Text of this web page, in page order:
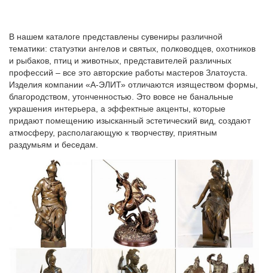
В нашем каталоге представлены сувениры различной
тематики: статуэтки ангелов и святых, полководцев, охотников
и рыбаков, птиц и животных, представителей различных
профессий – все это авторские работы мастеров Златоуста.
Изделия компании «А-ЭЛИТ» отличаются изяществом формы,
благородством, утонченностью. Это вовсе не банальные
украшения интерьера, а эффектные акценты, которые
придают помещению изысканный эстетический вид, создают
атмосферу, располагающую к творчеству, приятным
раздумьям и беседам.